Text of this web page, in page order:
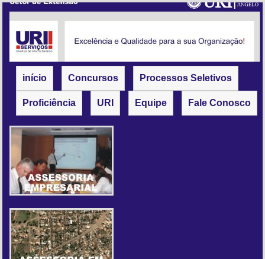
início Concursos Processos Seletivos
Proficiência URI Equipe Fale Conosco